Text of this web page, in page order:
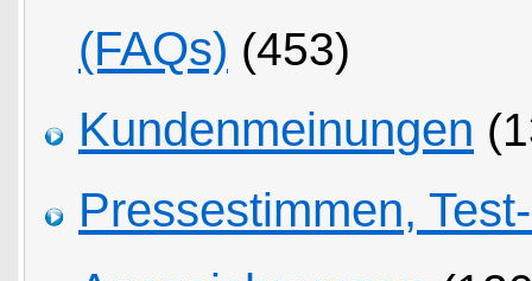
(FAQs) (453)
Kundenmeinungen
Pressestimmen,